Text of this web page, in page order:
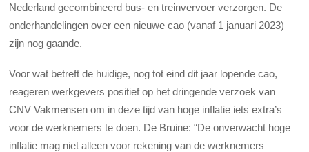
Nederland gecombineerd bus- en treinvervoer verzorgen. De
onderhandelingen over een nieuwe cao (vanaf 1 januari 2023)
zijn nog gaande.
Voor wat betreft de huidige, nog tot eind dit jaar lopende cao,
reageren werkgevers positief op het dringende verzoek van
CNV Vakmensen om in deze tijd van hoge inflatie iets extra’s
voor de werknemers te doen. De Bruine: “De onverwacht hoge
inflatie mag niet alleen voor rekening van de werknemers